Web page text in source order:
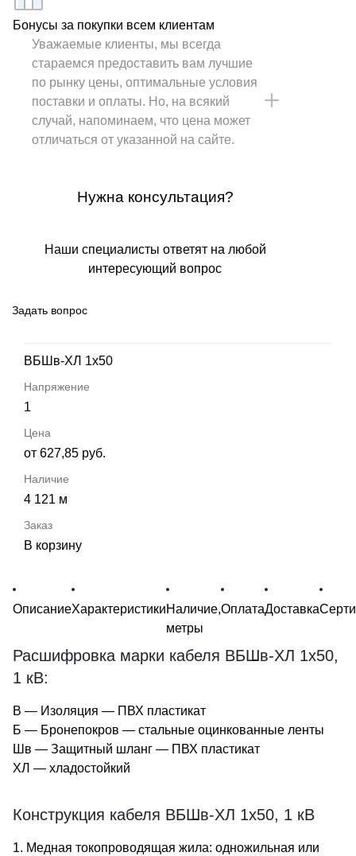
Бонусы за покупки всем клиентам
Уважаемые клиенты, мы всегда
стараемся предоставить вам лучшие
по рынку цены, оптимальные условия
поставки и оплаты. Но, на всякий
случай, напоминаем, что цена может
отличаться от указанной на сайте.
Нужна консультация?
Наши специалисты ответят на любой
интересующий вопрос
Задать вопрос
ВБШв-ХЛ 1х50
1
от 627,85 руб.
4 121 м
В корзину
ОписаниеХарактеристикиНаличие,
метры
ОплатаДоставка
Расшифровка марки кабеля ВБШв-ХЛ 1х50,
1 кВ:
В — Изоляция — ПВХ пластикат
Б — Бронепокров — стальные оцинкованные ленты
Шв — Защитный шланг — ПВХ пластикат
ХЛ — хладостойкий
Конструкция кабеля ВБШв-ХЛ 1х50, 1 кВ
1. Медная токопроводящая жила: одножильная или